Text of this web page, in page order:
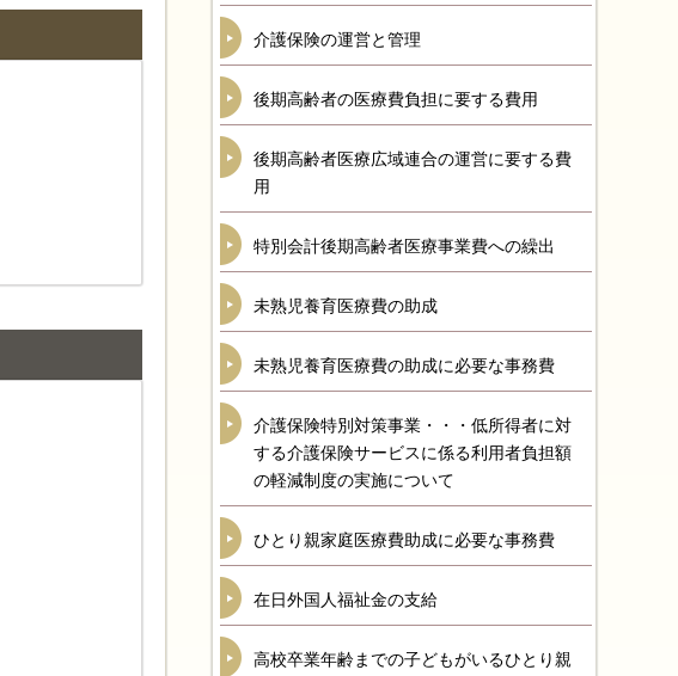
介護保険の運営と管理
後期高齢者の医療費負担に要する費用
後期高齢者医療広域連合の運営に要する費
用
特別会計後期高齢者医療事業費への繰出
未熟児養育医療費の助成
未熟児養育医療費の助成に必要な事務費
介護保険特別対策事業・・・低所得者に対
する介護保険サービスに係る利用者負担額
の軽減制度の実施について
ひとり親家庭医療費助成に必要な事務費
在日外国人福祉金の支給
高校卒業年齢までの子どもがいるひとり親